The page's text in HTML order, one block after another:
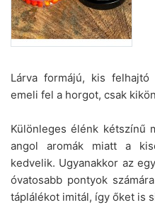
Lárva formájú, kis
emeli fel a horgot, csak
Különleges élénk kétszínű
angol aromák miatt a
kedvelik. Ugyanakkor az
óvatosabb pontyok
táplálékot imitál, így őket is